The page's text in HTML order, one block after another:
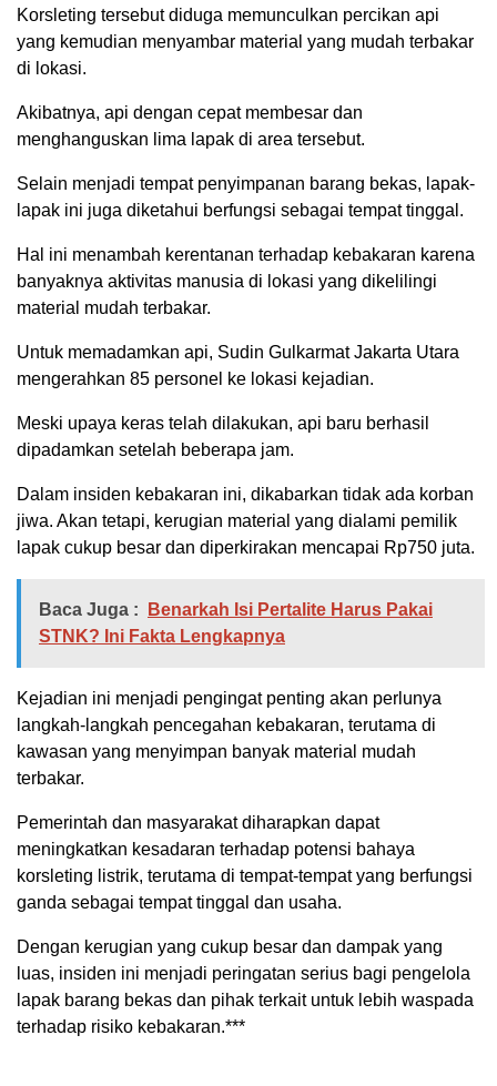
Korsleting tersebut diduga memunculkan percikan api
yang kemudian menyambar material yang mudah terbakar
di lokasi.
Akibatnya, api dengan cepat membesar dan
menghanguskan lima lapak di area tersebut.
Selain menjadi tempat penyimpanan barang bekas, lapak-
lapak ini juga diketahui berfungsi sebagai tempat tinggal.
Hal ini menambah kerentanan terhadap kebakaran karena
banyaknya aktivitas manusia di lokasi yang dikelilingi
material mudah terbakar.
Untuk memadamkan api, Sudin Gulkarmat Jakarta Utara
mengerahkan 85 personel ke lokasi kejadian.
Meski upaya keras telah dilakukan, api baru berhasil
dipadamkan setelah beberapa jam.
Dalam insiden kebakaran ini, dikabarkan tidak ada korban
jiwa. Akan tetapi, kerugian material yang dialami pemilik
lapak cukup besar dan diperkirakan mencapai Rp750 juta.
Baca Juga :
Benarkah Isi Pertalite Harus Pakai
STNK? Ini Fakta Lengkapnya
Kejadian ini menjadi pengingat penting akan perlunya
langkah-langkah pencegahan kebakaran, terutama di
kawasan yang menyimpan banyak material mudah
terbakar.
Pemerintah dan masyarakat diharapkan dapat
meningkatkan kesadaran terhadap potensi bahaya
korsleting listrik, terutama di tempat-tempat yang berfungsi
ganda sebagai tempat tinggal dan usaha.
Dengan kerugian yang cukup besar dan dampak yang
luas, insiden ini menjadi peringatan serius bagi pengelola
lapak barang bekas dan pihak terkait untuk lebih waspada
terhadap risiko kebakaran.***